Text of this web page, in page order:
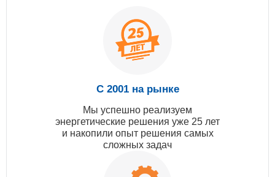
С 2001 на рынке
Мы успешно реализуем
энергетические решения уже 25 лет
и накопили опыт решения самых
сложных задач